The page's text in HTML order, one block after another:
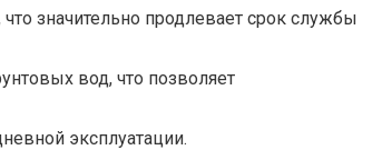
значительно продлевает срок службы
вод, что позволяет
эксплуатации.